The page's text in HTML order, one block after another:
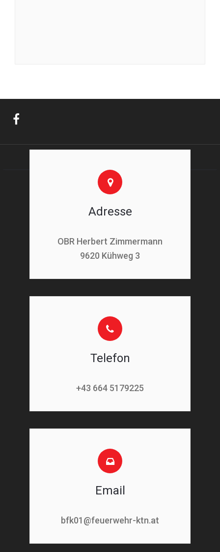
Adresse
OBR Herbert Zimmermann
9620 Kühweg 3
Telefon
+43 664 5179225
Email
bfk01@feuerwehr-ktn.at